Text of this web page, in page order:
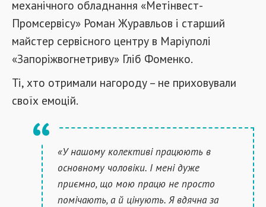
механічного обладнання «Метінвест-
Промсервісу» Роман Журавльов і старший
майстер сервісного центру в Маріуполі
«Запоріжвогнетриву» Гліб Фоменко.
Ті, хто отримали нагороду – не приховували
своїх емоцій.
«У нашому колективі працюють в
основному чоловіки. І мені дуже
приємно, що мою працю не просто
помічають, а й цінують. Я вдячна за